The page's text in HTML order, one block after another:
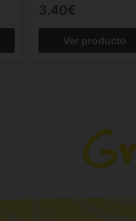
3.40€
Ver producto